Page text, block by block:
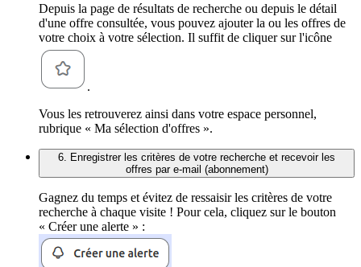
Depuis la page de résultats de recherche ou depuis le détail
d'une offre consultée, vous pouvez ajouter la ou les offres de
votre choix à votre sélection. Il suffit de cliquer sur l'icône
.
Vous les retrouverez ainsi dans votre espace personnel,
rubrique « Ma sélection d'offres ».
6. Enregistrer les critères de votre recherche et recevoir les
offres par e-mail (abonnement)
Gagnez du temps et évitez de ressaisir les critères de votre
recherche à chaque visite ! Pour cela, cliquez sur le bouton
« Créer une alerte » :